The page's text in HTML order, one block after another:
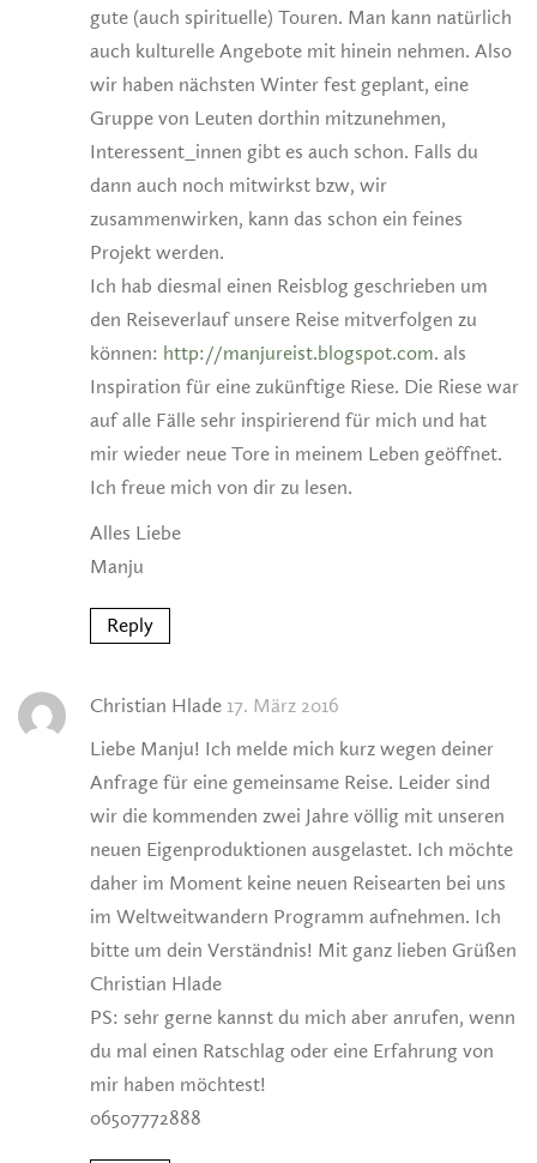
gute (auch spirituelle) Touren. Man kann natürlich
auch kulturelle Angebote mit hinein nehmen. Also
wir haben nächsten Winter fest geplant, eine
Gruppe von Leuten dorthin mitzunehmen,
Interessent_innen gibt es auch schon. Falls du
dann auch noch mitwirkst bzw, wir
zusammenwirken, kann das schon ein feines
Projekt werden.
Ich hab diesmal einen Reisblog geschrieben um
den Reiseverlauf unsere Reise mitverfolgen zu
können: http://manjureist.blogspot.com. als
Inspiration für eine zukünftige Riese. Die Riese war
auf alle Fälle sehr inspirierend für mich und hat
mir wieder neue Tore in meinem Leben geöffnet.
Ich freue mich von dir zu lesen.
Alles Liebe
Manju
Reply
Christian Hlade 17. März 2016
Liebe Manju! Ich melde mich kurz wegen deiner
Anfrage für eine gemeinsame Reise. Leider sind
wir die kommenden zwei Jahre völlig mit unseren
neuen Eigenproduktionen ausgelastet. Ich möchte
daher im Moment keine neuen Reisearten bei uns
im Weltweitwandern Programm aufnehmen. Ich
bitte um dein Verständnis! Mit ganz lieben Grüßen
Christian Hlade
PS: sehr gerne kannst du mich aber anrufen, wenn
du mal einen Ratschlag oder eine Erfahrung von
mir haben möchtest!
06507772888